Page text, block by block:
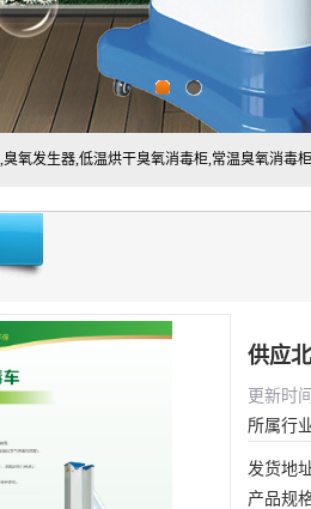
供应
更新时
所属行业
发货地
产品规